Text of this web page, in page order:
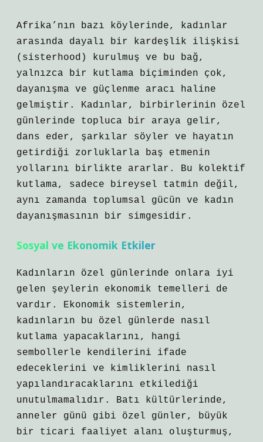
Afrika’nın bazı köylerinde, kadınlar
arasında dayalı bir kardeşlik ilişkisi
(sisterhood) kurulmuş ve bu bağ,
yalnızca bir kutlama biçiminden çok,
dayanışma ve güçlenme aracı haline
gelmiştir. Kadınlar, birbirlerinin özel
günlerinde topluca bir araya gelir,
dans eder, şarkılar söyler ve hayatın
getirdiği zorluklarla baş etmenin
yollarını birlikte ararlar. Bu kolektif
kutlama, sadece bireysel tatmin değil,
aynı zamanda toplumsal gücün ve kadın
dayanışmasının bir simgesidir.
Sosyal ve Ekonomik Etkiler
Kadınların özel günlerinde onlara iyi
gelen şeylerin ekonomik temelleri de
vardır. Ekonomik sistemlerin,
kadınların bu özel günlerde nasıl
kutlama yapacaklarını, hangi
sembollerle kendilerini ifade
edeceklerini ve kimliklerini nasıl
yapılandıracaklarını etkilediği
unutulmamalıdır. Batı kültürlerinde,
anneler günü gibi özel günler, büyük
bir ticari faaliyet alanı oluşturmuş,